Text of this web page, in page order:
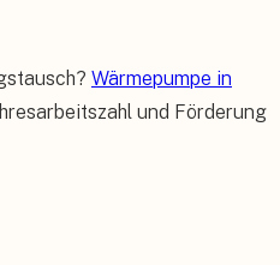
Wärmepumpe in
und Förderung